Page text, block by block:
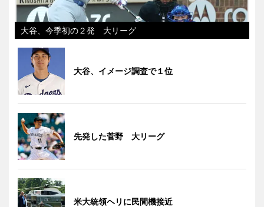
大谷、今季初の２発 大リーグ
大谷、イメージ調査で１位
先発した菅野 大リーグ
米大統領ヘリに民間機接近